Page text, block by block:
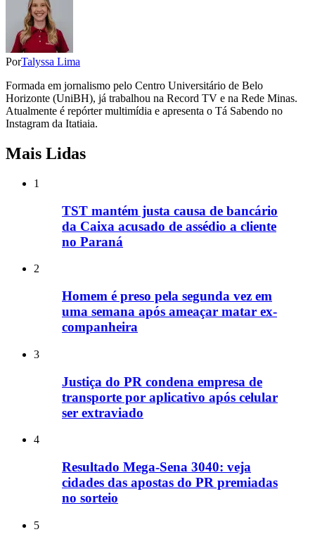
PorTalyssa Lima
Formada em jornalismo pelo Centro Universitário de Belo
Horizonte (UniBH), já trabalhou na Record TV e na Rede Minas.
Atualmente é repórter multimídia e apresenta o Tá Sabendo no
Instagram da Itatiaia.
Mais Lidas
1
TST mantém justa causa de bancário
da Caixa acusado de assédio a cliente
no Paraná
2
Homem é preso pela segunda vez em
uma semana após ameaçar matar ex-
companheira
3
Justiça do PR condena empresa de
transporte por aplicativo após celular
ser extraviado
4
Resultado Mega-Sena 3040: veja
cidades das apostas do PR premiadas
no sorteio
5